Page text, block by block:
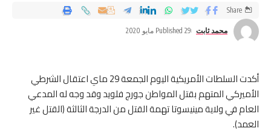
محمد ثابت Published 29 مايو 2020
Share
أكدت السلطات الأمريكية اليوم الجمعة 29 ماي اعتقال الشرطي
الأميركي المتهم بقتل المواطن جورج فلويد وقد وجه له المدعي
العام في ولاية مينيسوتا تهمة القتل من الدرجة الثالثة (القتل غير
العمد).